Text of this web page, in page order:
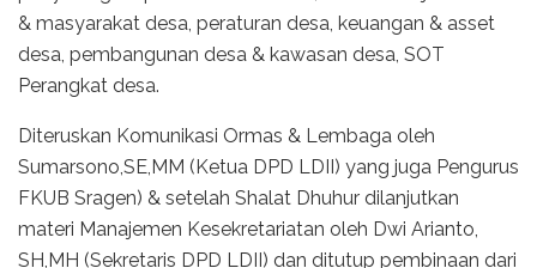
& masyarakat desa, peraturan desa, keuangan & asset
desa, pembangunan desa & kawasan desa, SOT
Perangkat desa.
Diteruskan Komunikasi Ormas & Lembaga oleh
Sumarsono,SE,MM (Ketua DPD LDII) yang juga Pengurus
FKUB Sragen) & setelah Shalat Dhuhur dilanjutkan
materi Manajemen Kesekretariatan oleh Dwi Arianto,
SH,MH (Sekretaris DPD LDII) dan ditutup pembinaan dari